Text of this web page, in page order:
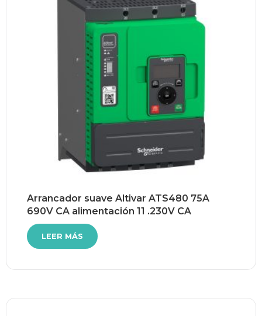
Arrancador suave Altivar ATS480 75A
690V CA alimentación 11 .230V CA
LEER MÁS